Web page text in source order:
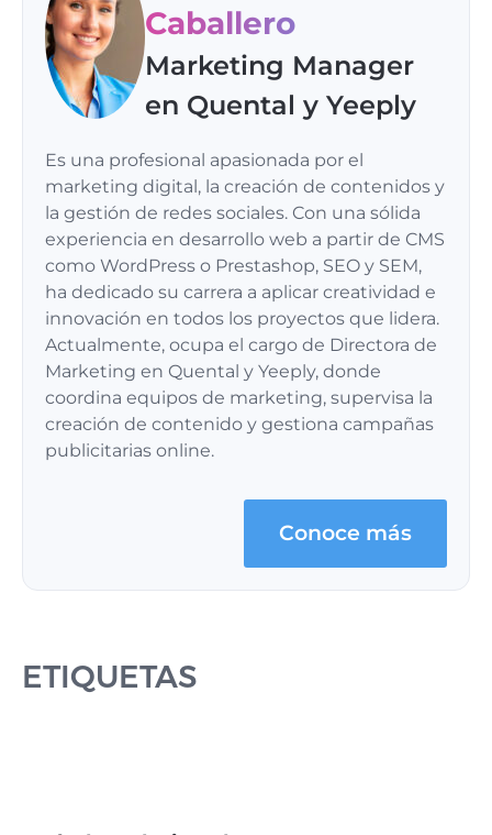
Caballero
Marketing Manager
en Quental y Yeeply
Es una profesional apasionada por el
marketing digital, la creación de contenidos y
la gestión de redes sociales. Con una sólida
experiencia en desarrollo web a partir de CMS
como WordPress o Prestashop, SEO y SEM,
ha dedicado su carrera a aplicar creatividad e
innovación en todos los proyectos que lidera.
Actualmente, ocupa el cargo de Directora de
Marketing en Quental y Yeeply, donde
coordina equipos de marketing, supervisa la
creación de contenido y gestiona campañas
publicitarias online.
Conoce más
ETIQUETAS